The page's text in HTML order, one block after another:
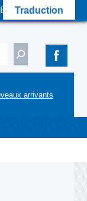
CONTACT
arrivants
Traduction